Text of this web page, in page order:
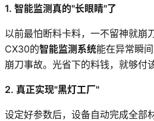
1. 智能监测真的"长眼睛"了
以前最怕断料卡料，一不留神就崩
CX30的智能监测系统能在异常瞬
崩刀事故。光省下的料钱，就够付
2. 真正实现"黑灯工厂"
设定好参数后，设备自动完成全部